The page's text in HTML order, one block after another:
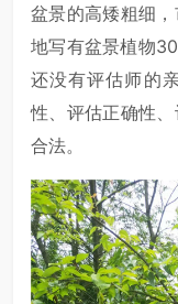
盆景的高矮粗细
地写有盆景植物
还没有评估师的
性、评估正确性
合法。